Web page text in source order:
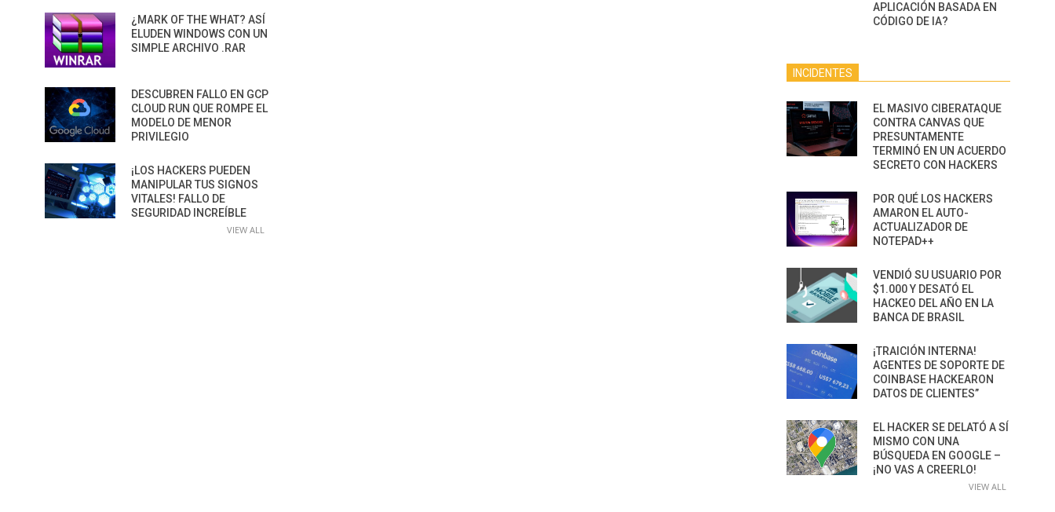
¿MARK OF THE WHAT? ASÍ
ELUDEN WINDOWS CON UN
SIMPLE ARCHIVO .RAR
DESCUBREN FALLO EN GCP
CLOUD RUN QUE ROMPE EL
MODELO DE MENOR
PRIVILEGIO
¡LOS HACKERS PUEDEN
MANIPULAR TUS SIGNOS
VITALES! FALLO DE
SEGURIDAD INCREÍBLE
VIEW ALL
APLICACIÓN BASADA EN
CÓDIGO DE IA?
INCIDENTES
EL MASIVO CIBERATAQUE
CONTRA CANVAS QUE
PRESUNTAMENTE
TERMINÓ EN UN ACUERDO
SECRETO CON HACKERS
POR QUÉ LOS HACKERS
AMARON EL AUTO-
ACTUALIZADOR DE
NOTEPAD++
VENDIÓ SU USUARIO POR
$1.000 Y DESATÓ EL
HACKEO DEL AÑO EN LA
BANCA DE BRASIL
¡TRAICIÓN INTERNA!
AGENTES DE SOPORTE DE
COINBASE HACKEARON
DATOS DE CLIENTES”
EL HACKER SE DELATÓ A SÍ
MISMO CON UNA
BÚSQUEDA EN GOOGLE –
¡NO VAS A CREERLO!
VIEW ALL